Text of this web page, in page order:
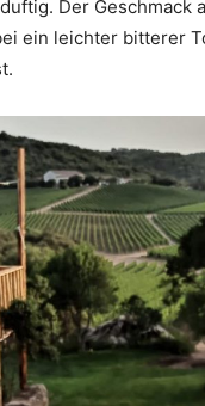
Der Geschmack
ein leichter bitterer